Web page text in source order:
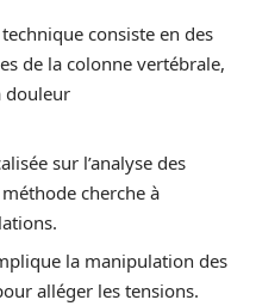
technique consiste en des
de la colonne vertébrale,
douleur
sur l’analyse des
cherche à
la manipulation des
alléger les tensions.